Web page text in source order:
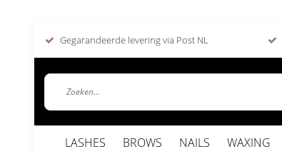
Gegarandeerde levering via Post NL
LASHES BROWS NAILS WAXING